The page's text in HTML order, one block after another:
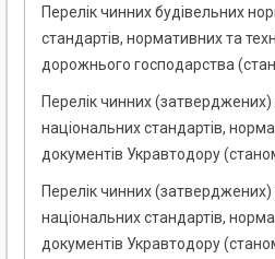
Перелік чинних будівельних
стандартів, нормативних та
дорожнього господарства
Перелік чинних
національних стандартів,
документів Укравтодору
Перелік чинних
національних стандартів,
документів Укравтодору